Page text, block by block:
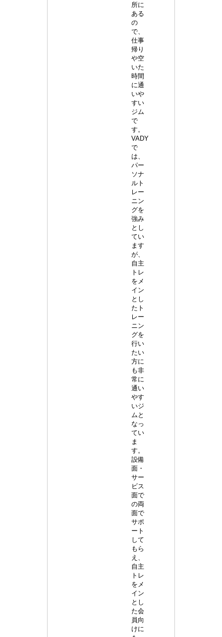
所に
ある
の
で、
仕事
帰り
や空
いた
時間
に通
いや
すい
ジム
で
す。
VADY
で
は、
パー
ソナ
ルト
レー
ニン
グを
強み
とし
てい
ます
が、
自主
トレ
をメ
イン
とし
たト
レー
ニン
グを
行い
たい
方に
も非
常に
通い
やす
いジ
ムと
なっ
てい
ま
す。
設備
面・
サー
ビス
面で
の両
面で
サポ
ート
して
もら
え、
自主
トレ
をメ
イン
とし
た会
員向
けに